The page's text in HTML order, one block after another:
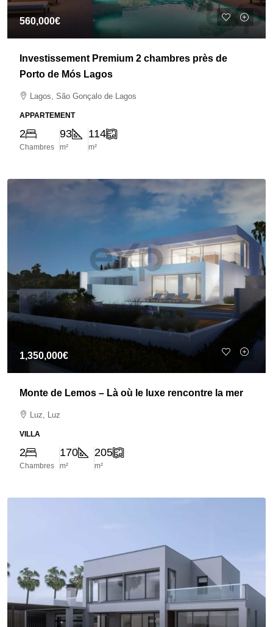
560,000€
Investissement Premium 2 chambres près de
Porto de Mós Lagos
Lagos, São Gonçalo de Lagos
APPARTEMENT
2
Chambres
93
m²
114
m²
1,350,000€
Monte de Lemos – Là où le luxe rencontre la mer
Luz, Luz
VILLA
2
Chambres
170
m²
205
m²